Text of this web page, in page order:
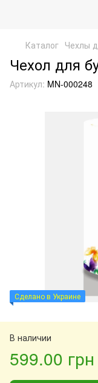
Каталог Чехлы
Чехол для
Артикул: MN-000248
Сделано в Украине
В наличии
599.00 грн